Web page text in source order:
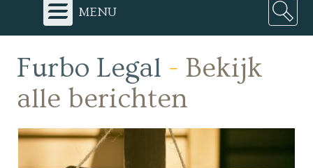
menu
Furbo Legal - Bekijk
alle berichten